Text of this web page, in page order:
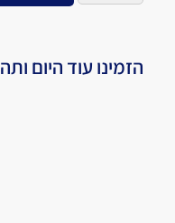
הזמינו עוד היום